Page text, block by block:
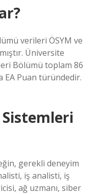
verileri ÖSYM ve
Üniversite
Bölümü toplam 86
EA Puan türündedir.
gerekli deneyim
iş analisti, iş
ağ uzmanı, siber